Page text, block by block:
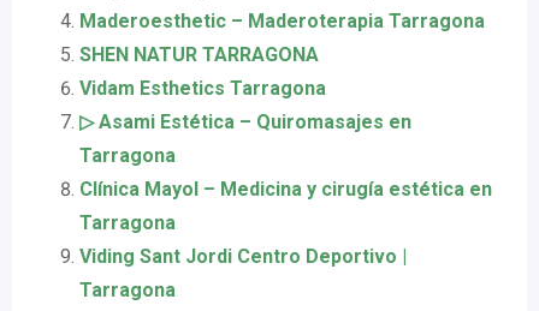
Maderoesthetic – Maderoterapia Tarragona
SHEN NATUR TARRAGONA
Vidam Esthetics Tarragona
▷ Asami Estética – Quiromasajes en
Tarragona
Clínica Mayol – Medicina y cirugía estética en
Tarragona
Viding Sant Jordi Centro Deportivo |
Tarragona